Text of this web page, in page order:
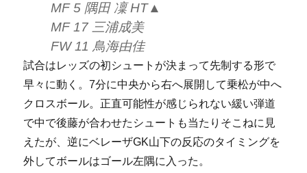
MF 5 隅田 凜 HT▲
MF 17 三浦成美
FW 11 鳥海由佳
試合はレッズの初シュートが決まって先制する形で
早々に動く。7分に中央から右へ展開して乗松が中へ
クロスボール。正直可能性が感じられない緩い弾道
で中で後藤が合わせたシュートも当たりそこねに見
えたが、逆にベレーザGK山下の反応のタイミングを
外してボールはゴール左隅に入った。